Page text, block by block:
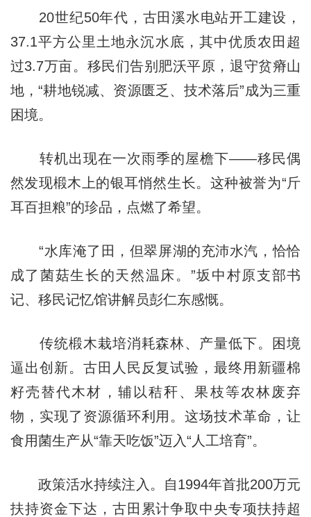
20世纪50年代，古田溪水电站开工建设，
37.1平方公里土地永沉水底，其中优质农田超
过3.7万亩。移民们告别肥沃平原，退守贫瘠山
地，“耕地锐减、资源匮乏、技术落后”成为三重
困境。
转机出现在一次雨季的屋檐下——移民偶
然发现椴木上的银耳悄然生长。这种被誉为“斤
耳百担粮”的珍品，点燃了希望。
“水库淹了田，但翠屏湖的充沛水汽，恰恰
成了菌菇生长的天然温床。”坂中村原支部书
记、移民记忆馆讲解员彭仁东感慨。
传统椴木栽培消耗森林、产量低下。困境
逼出创新。古田人民反复试验，最终用新疆棉
籽壳替代木材，辅以秸秆、果枝等农林废弃
物，实现了资源循环利用。这场技术革命，让
食用菌生产从“靠天吃饭”迈入“人工培育”。
政策活水持续注入。自1994年首批200万元
扶持资金下达，古田累计争取中央专项扶持超